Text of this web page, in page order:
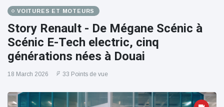
VOITURES ET MOTEURS
Story Renault - De Mégane Scénic à
Scénic E-Tech electric, cinq
générations nées à Douai
18 March 2026 33 Points de vue